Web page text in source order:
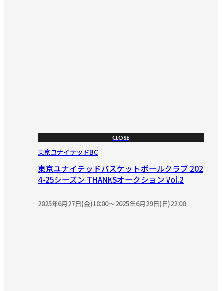
CLOSE
東京ユナイテッドBC
東京ユナイテッドバスケットボールクラブ 202
4-25シーズン THANKSオークション Vol.2
2025年6月27日(金)18:00 2025年6月29日(日)22:00